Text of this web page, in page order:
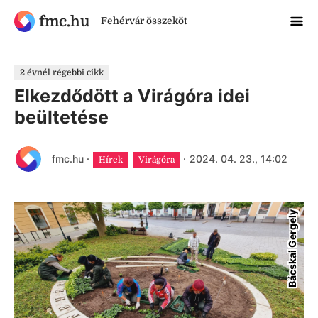
fmc.hu Fehérvár összeköt
2 évnél régebbi cikk
Elkezdődött a Virágóra idei
beültetése
fmc.hu · Hírek Virágóra · 2024. 04. 23., 14:02
Bácskai Gergely